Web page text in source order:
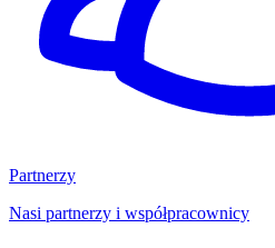
Partnerzy
Nasi partnerzy i współpracownicy